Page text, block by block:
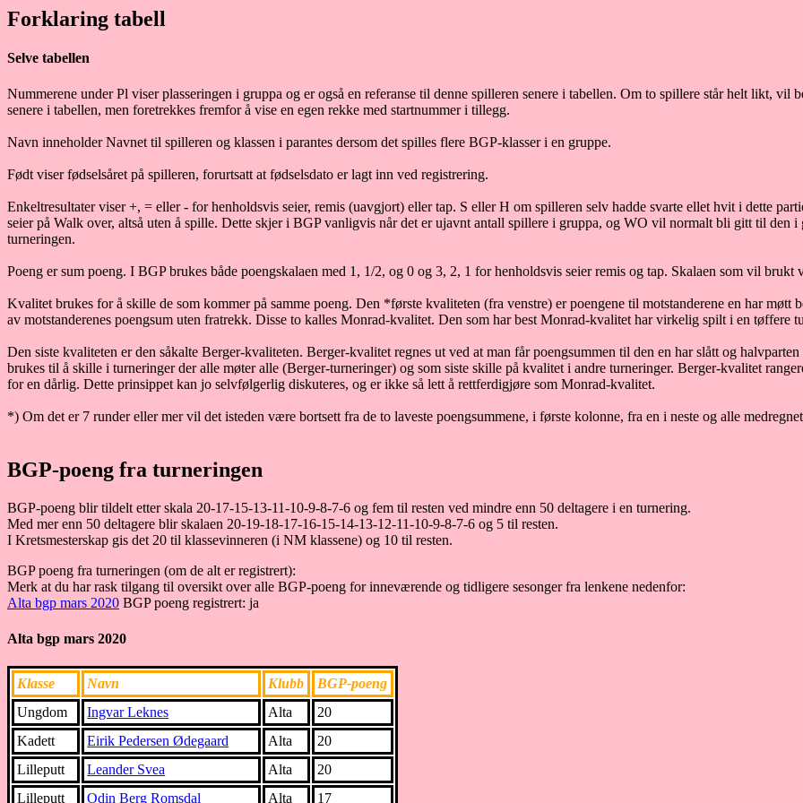
Forklaring tabell
Selve tabellen
Nummerene underPl viser plasseringen i gruppa og er også en referanse til denne spilleren senere i tabellen. Om to spillere står helt likt, vil
senere i tabellen, men foretrekkes fremfor å vise en egen rekke med startnummer i tillegg.
Navn inneholder Navnet til spilleren og klassen i parantes dersom det spilles flere BGP-klasser i en gruppe.
Født viser fødselsåret på spilleren, forurtsatt at fødselsdato er lagt inn ved registrering.
Enkeltresultater viser +, = eller - for henholdsvis seier, remis (uavgjort) eller tap. S eller H om spilleren selv hadde svarte ellet hvit i dette
seier på Walk over, altså uten å spille. Dette skjer i BGP vanligvis når det er ujavnt antall spillere i gruppa, og WO vil normalt bli gitt til den
turneringen.
Poeng er sum poeng. I BGP brukes både poengskalaen med 1, 1/2, og 0 og 3, 2, 1 for henholdsvis seier remis og tap. Skalaen som vil
Kvalitet brukes for å skille de som kommer på samme poeng. Den *første kvaliteten (fra venstre) er poengene til motstanderene en har møtt
av motstanderenes poengsum uten fratrekk. Disse to kalles Monrad-kvalitet. Den som har best Monrad-kvalitet har virkelig spilt i en tøffere
Den siste kvaliteten er den såkalte Berger-kvaliteten. Berger-kvalitet regnes ut ved at man får poengsummen til den en har slått og
brukes til å skille i turneringer der alle møter alle (Berger-turneringer) og som siste skille på kvalitet i andre turneringer. Berger-kvalitet
for en dårlig. Dette prinsippet kan jo selvfølgerlig diskuteres, og er ikke så lett å rettferdigjøre som Monrad-kvalitet.
*) Om det er 7 runder eller mer vil det isteden være bortsett fra de to laveste poengsummene, i første kolonne, fra en i neste og alle
BGP-poeng fra turneringen
BGP-poeng blir tildelt etter skala 20-17-15-13-11-10-9-8-7-6 og fem til resten ved mindre enn 50 deltagere i en turnering.
Med mer enn 50 deltagere blir skalaen 20-19-18-17-16-15-14-13-12-11-10-9-8-7-6 og 5 til resten.
I Kretsmesterskap gis det 20 til klassevinneren (i NM klassene) og 10 til resten.
BGP poeng fra turneringen (om de alt er registrert):
Merk at du har rask tilgang til oversikt over alle BGP-poeng for inneværende og tidligere sesonger fra lenkene nedenfor:
Alta bgp mars 2020 BGP poeng registrert: ja
Alta bgp mars 2020
Klasse Navn Klubb
BGP-poeng
Ungdom
Ingvar Leknes Alta
20
Kadett
Eirik Pedersen Ødegaard Alta
20
Lilleputt
Leander Svea Alta
20
Lilleputt
Odin Berg Romsdal Alta 17